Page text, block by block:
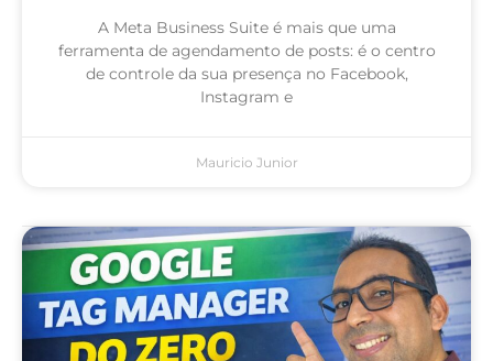
A Meta Business Suite é mais que uma
ferramenta de agendamento de posts: é o centro
de controle da sua presença no Facebook,
Instagram e
Mauricio Junior